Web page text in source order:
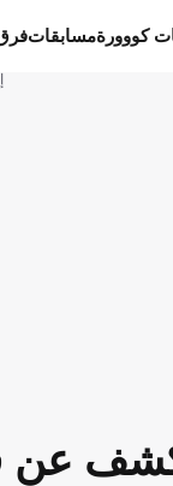
كووورةمسابقات
100%..